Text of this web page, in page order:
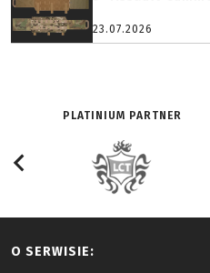
23.07.2026
PLATINIUM PARTNER
O SERWISIE: